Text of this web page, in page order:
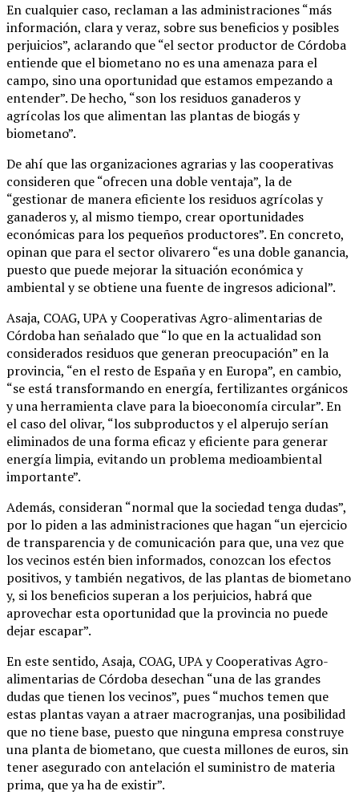
En cualquier caso, reclaman a las administraciones “más
información, clara y veraz, sobre sus beneficios y posibles
perjuicios”, aclarando que “el sector productor de Córdoba
entiende que el biometano no es una amenaza para el
campo, sino una oportunidad que estamos empezando a
entender”. De hecho, “son los residuos ganaderos y
agrícolas los que alimentan las plantas de biogás y
biometano”.
De ahí que las organizaciones agrarias y las cooperativas
consideren que “ofrecen una doble ventaja”, la de
“gestionar de manera eficiente los residuos agrícolas y
ganaderos y, al mismo tiempo, crear oportunidades
económicas para los pequeños productores”. En concreto,
opinan que para el sector olivarero “es una doble ganancia,
puesto que puede mejorar la situación económica y
ambiental y se obtiene una fuente de ingresos adicional”.
Asaja, COAG, UPA y Cooperativas Agro-alimentarias de
Córdoba han señalado que “lo que en la actualidad son
considerados residuos que generan preocupación” en la
provincia, “en el resto de España y en Europa”, en cambio,
“se está transformando en energía, fertilizantes orgánicos
y una herramienta clave para la bioeconomía circular”. En
el caso del olivar, “los subproductos y el alperujo serían
eliminados de una forma eficaz y eficiente para generar
energía limpia, evitando un problema medioambiental
importante”.
Además, consideran “normal que la sociedad tenga dudas”,
por lo piden a las administraciones que hagan “un ejercicio
de transparencia y de comunicación para que, una vez que
los vecinos estén bien informados, conozcan los efectos
positivos, y también negativos, de las plantas de biometano
y, si los beneficios superan a los perjuicios, habrá que
aprovechar esta oportunidad que la provincia no puede
dejar escapar”.
En este sentido, Asaja, COAG, UPA y Cooperativas Agro-
alimentarias de Córdoba desechan “una de las grandes
dudas que tienen los vecinos”, pues “muchos temen que
estas plantas vayan a atraer macrogranjas, una posibilidad
que no tiene base, puesto que ninguna empresa construye
una planta de biometano, que cuesta millones de euros, sin
tener asegurado con antelación el suministro de materia
prima, que ya ha de existir”.